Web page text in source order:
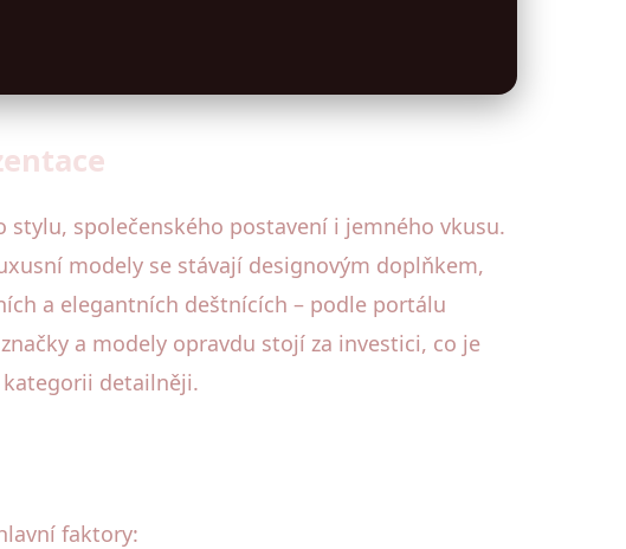
společenského postavení i jemného vkusu.
modely se stávají designovým doplňkem,
a elegantních deštnících – podle portálu
a modely opravdu stojí za investici, co je
detailněji.
faktory: